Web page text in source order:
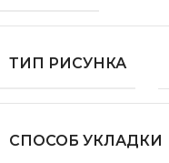
ТИП РИСУНКА
СПОСОБ УКЛАДКИ